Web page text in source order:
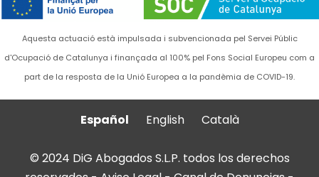
Aquesta actuació està impulsada i subvencionada pel Servei Públic
d'Ocupació de Catalunya i finançada al 100% pel Fons Social Europeu com a
part de la resposta de la Unió Europea a la pandèmia de COVID-19.
Español English Català
© 2024 DiG Abogados S.L.P. todos los derechos